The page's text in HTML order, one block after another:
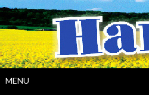
Skip
to
content
MENU